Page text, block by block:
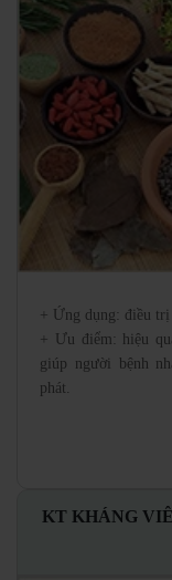
+ Ứng dụng: điều trị
+ Ưu điểm: hiệu
giúp người bệnh
phát.
KT KHÁNG